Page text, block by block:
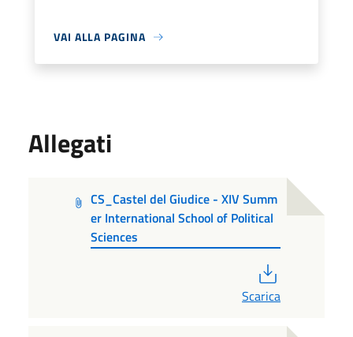
VAI ALLA PAGINA
Allegati
CS_Castel del Giudice - XIV Summ
er International School of Political
Sciences
Scarica